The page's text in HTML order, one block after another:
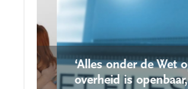
‘Alles onder de Wet open
overheid is openbaar,